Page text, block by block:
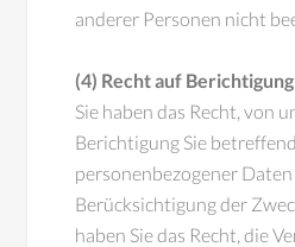
anderer Personen nicht
(4) Recht auf Berichtigung
Sie haben das Recht, von
Berichtigung Sie
personenbezogener
Berücksichtigung der
haben Sie das Recht, die